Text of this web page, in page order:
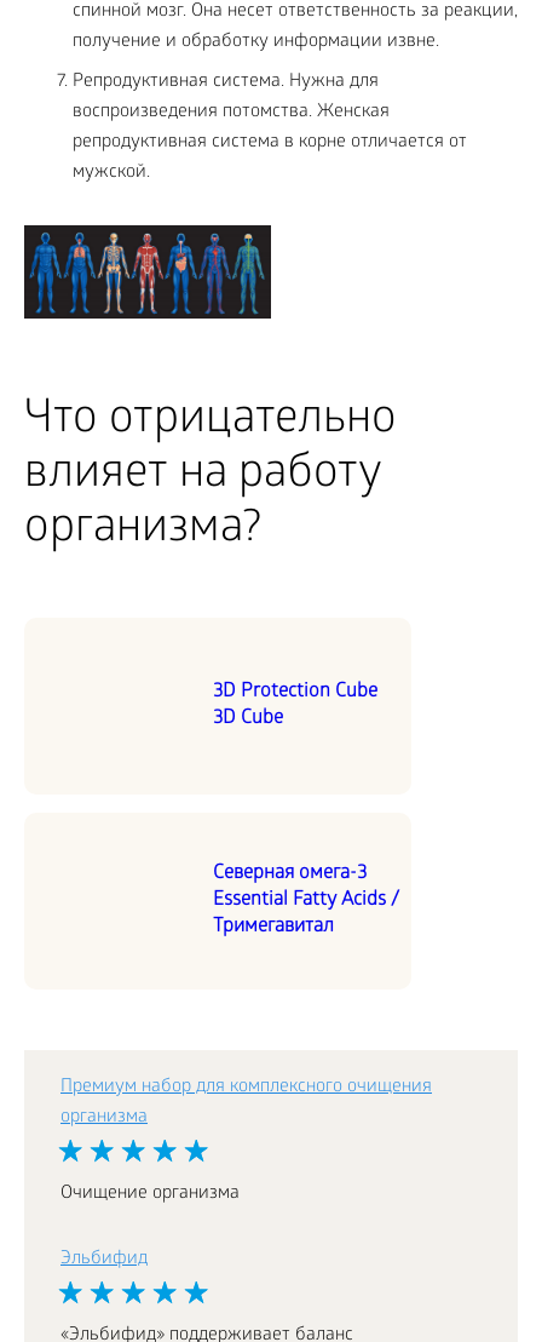
спинной мозг. Она несет ответственность за реакции,
получение и обработку информации извне.
Репродуктивная система. Нужна для
воспроизведения потомства. Женская
репродуктивная система в корне отличается от
мужской.
Что отрицательно
влияет на работу
организма?
3D Protection Cube
3D Cube
Северная омега-3
Essential Fatty Acids /
Тримегавитал
Премиум набор для комплексного очищения
организма
Очищение организма
Эльбифид
«Эльбифид» поддерживает баланс